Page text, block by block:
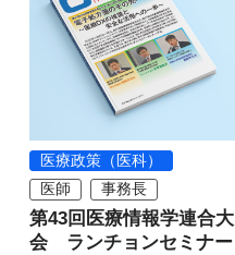
医療政策（医科）
医師
事務長
第43回医療情報学連合大
会 ランチョンセミナー